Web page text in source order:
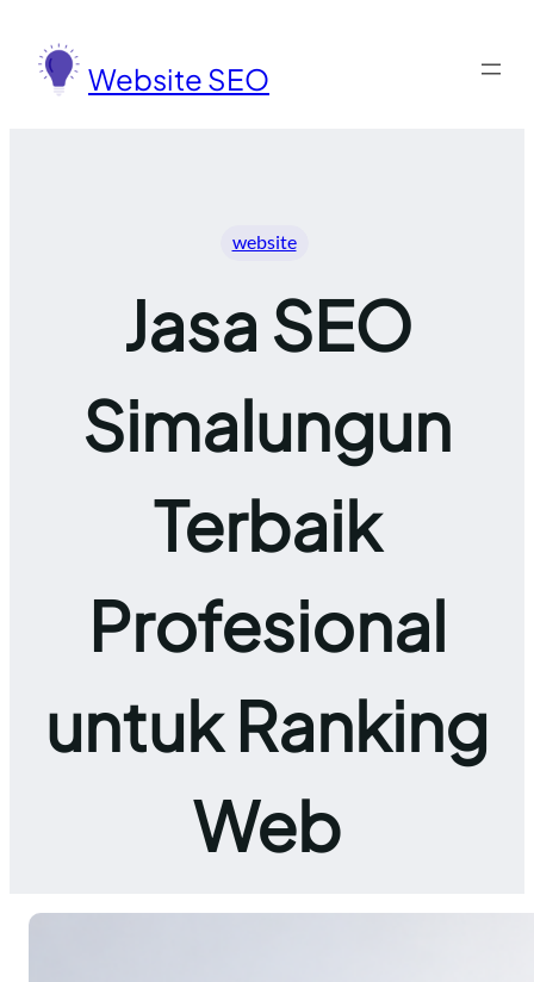
konten
Website SEO
website
Jasa SEO
Simalungun
Terbaik
Profesional
untuk Ranking
Web